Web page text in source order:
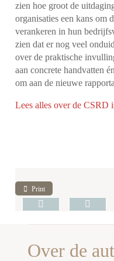
zien hoe groot de
organisaties een kans om
verankeren in hun
zien dat er nog veel
over de praktische
aan concrete handvatten
om aan de nieuwe
Lees alles over de CSRD
Print
Over de